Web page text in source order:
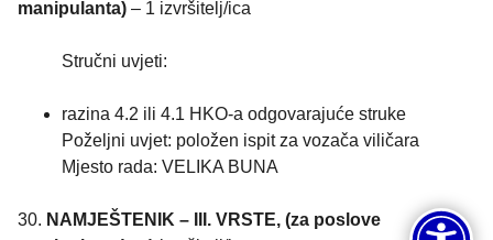
manipulanta) – 1 izvršitelj/ica
Stručni uvjeti:
razina 4.2 ili 4.1 HKO-a odgovarajuće struke
Poželjni uvjet: položen ispit za vozača viličara
Mjesto rada: VELIKA BUNA
30. NAMJEŠTENIK – III. VRSTE, (za poslove